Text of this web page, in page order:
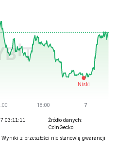
03:11:11
Źródło danych:
CoinGecko
z przeszłości nie stanowią gwarancji